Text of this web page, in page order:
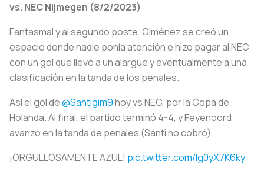
vs. NEC Nijmegen (8/2/2023)
Fantasmal y al segundo poste. Giménez se creó un
espacio donde nadie ponía atención e hizo pagar al NEC
con un gol que llevó a un alargue y eventualmente a una
clasificación en la tanda de los penales.
Así el gol de@Santigim9hoy vs NEC, por la Copa de
Holanda. Al final, el partido terminó 4-4, y Feyenoord
avanzó en la tanda de penales (Santi no cobró).
¡ORGULLOSAMENTE AZUL! pic.twitter.com/lg0yX7K6ky